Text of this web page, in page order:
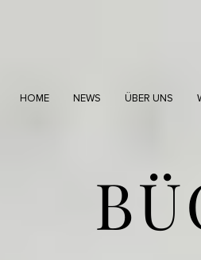
HOME NEWS ÜBER UNS